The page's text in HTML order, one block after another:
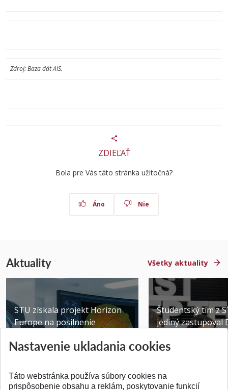
Zdroj: Baza dát AIS.
ZDIEĽAŤ
Bola pre Vás táto stránka užitočná?
Áno Nie
Aktuality Všetky aktuality
STU získala projekt Horizon
Europe na posilnenie
Publikované 31.07.2026
Študentský tím z
jediný zastupoval
Publikované
Nastavenie ukladania cookies
Táto webstránka používa súbory cookies na
prispôsobenie obsahu a reklám, poskytovanie funkcií